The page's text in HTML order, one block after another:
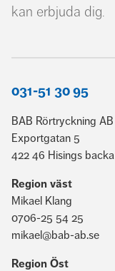
kan erbjuda dig.
031-51 30 95
BAB Rörtryckning AB
Exportgatan 5
422 46 Hisings backa
Region väst
Mikael Klang
0706-25 54 25
mikael@bab-ab.se
Region Öst